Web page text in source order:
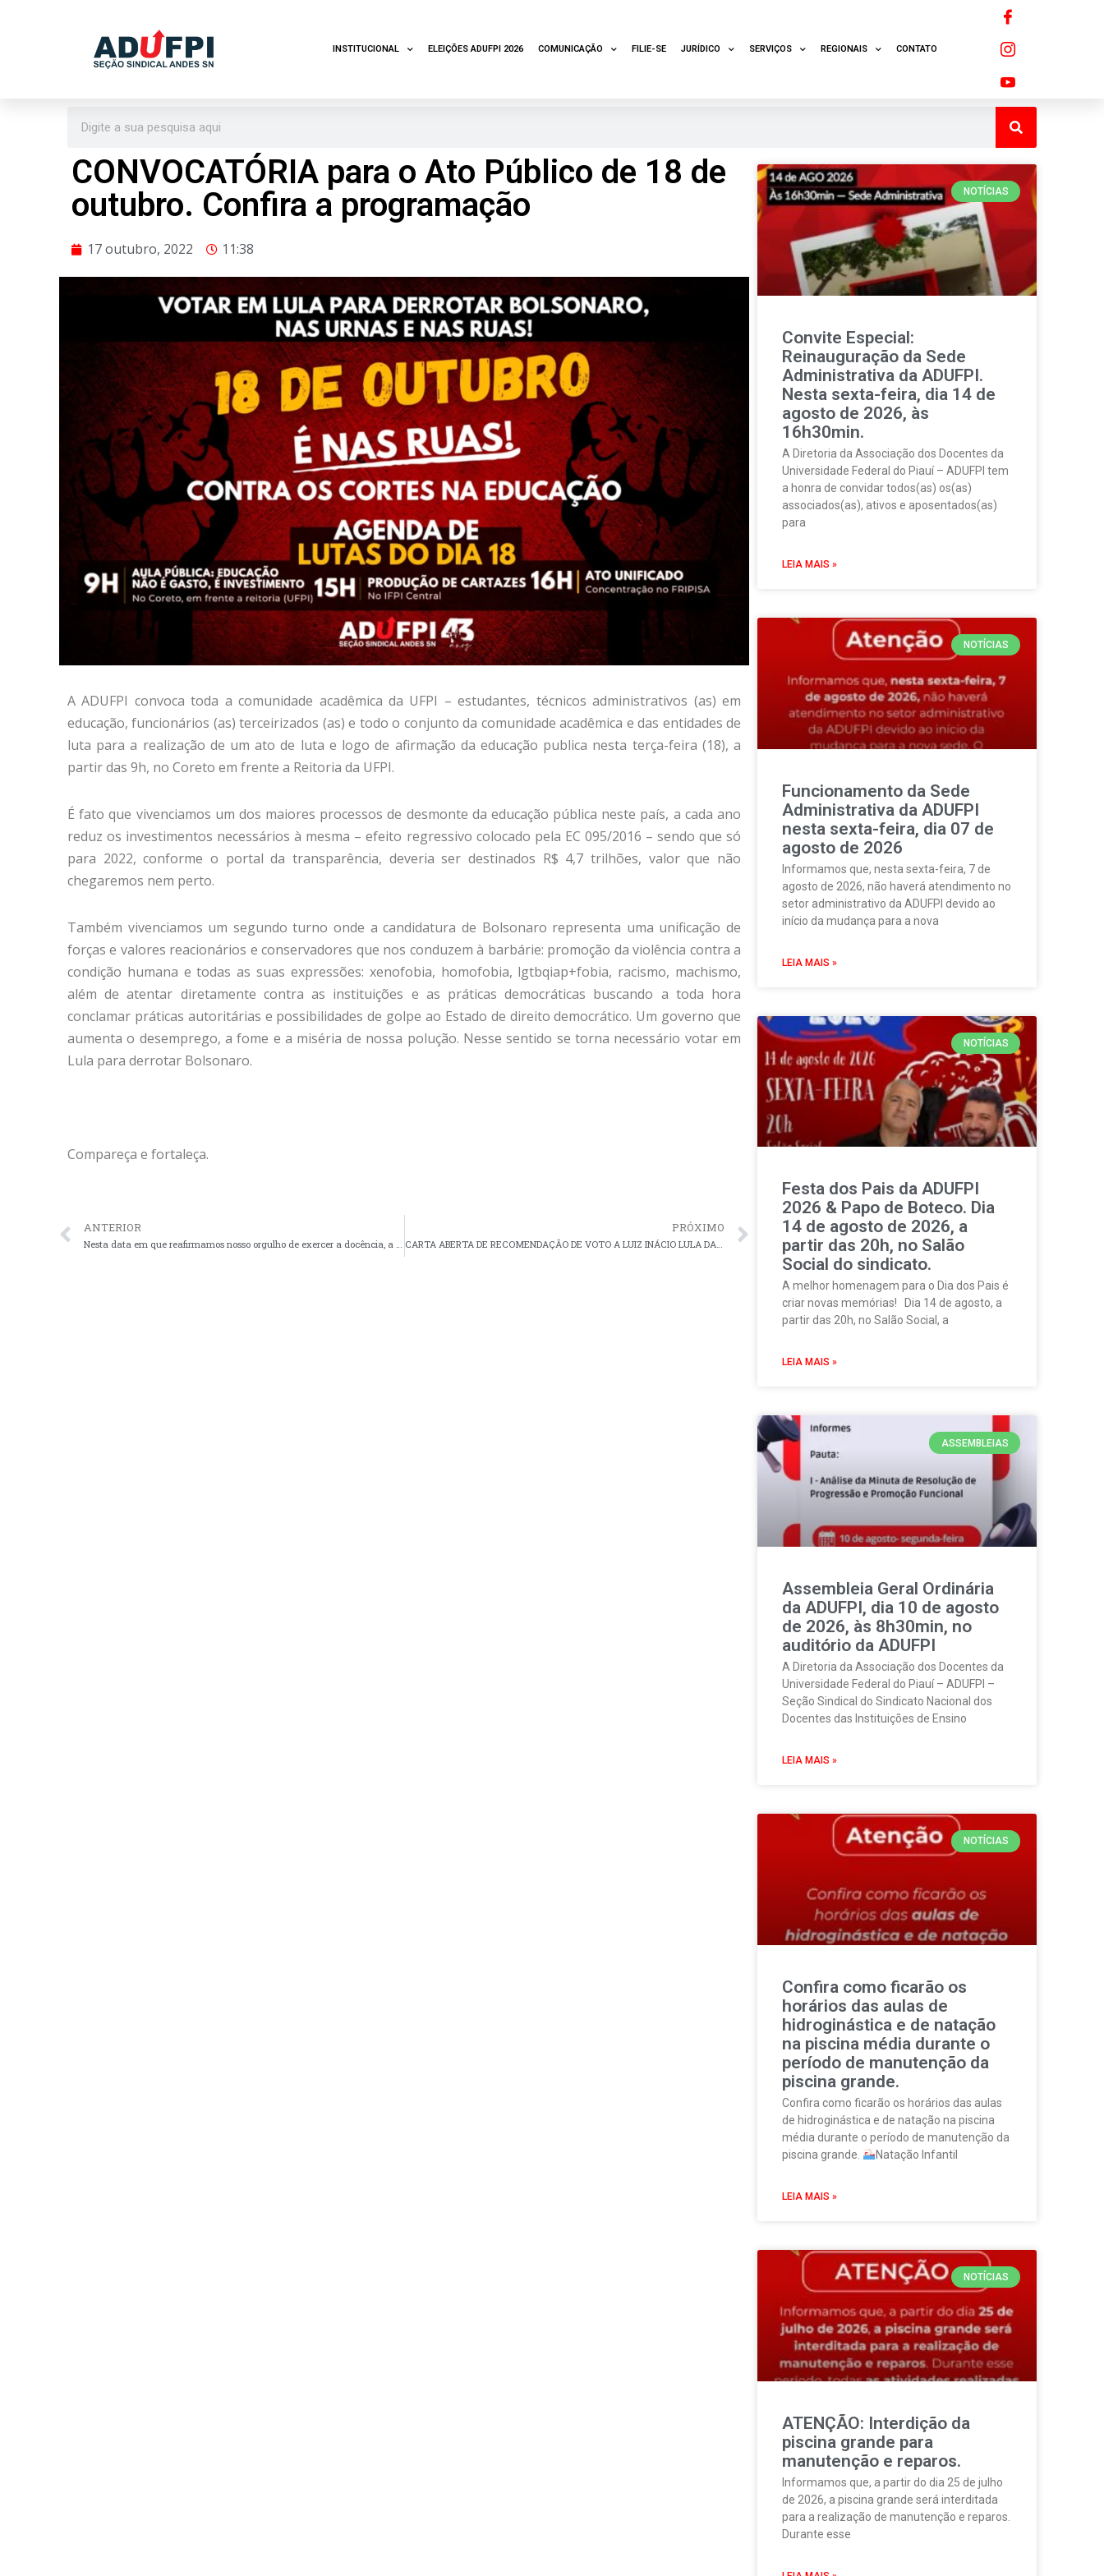
INSTITUCIONAL ELEIÇÕES ADUFPI 2026 COMUNICAÇÃO FILIE-SE JURÍDICO SERVIÇOS REGIONAIS CONTATO
CONVOCATÓRIA para o Ato Público de 18 de
outubro. Confira a programação
17 outubro, 2022 11:38
A ADUFPI convoca toda a comunidade acadêmica da UFPI – estudantes, técnicos administrativos (as) em
educação, funcionários (as) terceirizados (as) e todo o conjunto da comunidade acadêmica e das entidades de
luta para a realização de um ato de luta e logo de afirmação da educação publica nesta terça-feira (18), a
partir das 9h, no Coreto em frente a Reitoria da UFPI.
É fato que vivenciamos um dos maiores processos de desmonte da educação pública neste país, a cada ano
reduz os investimentos necessários à mesma – efeito regressivo colocado pela EC 095/2016 – sendo que só
para 2022, conforme o portal da transparência, deveria ser destinados R$ 4,7 trilhões, valor que não
chegaremos nem perto.
Também vivenciamos um segundo turno onde a candidatura de Bolsonaro representa uma unificação de
forças e valores reacionários e conservadores que nos conduzem à barbárie: promoção da violência contra a
condição humana e todas as suas expressões: xenofobia, homofobia, lgtbqiap+fobia, racismo, machismo,
além de atentar diretamente contra as instituições e as práticas democráticas buscando a toda hora
conclamar práticas autoritárias e possibilidades de golpe ao Estado de direito democrático. Um governo que
aumenta o desemprego, a fome e a miséria de nossa polução. Nesse sentido se torna necessário votar em
Lula para derrotar Bolsonaro.
Compareça e fortaleça.
ANTERIOR
Nesta data em que reafirmamos nosso orgulho de exercer a docência, a ADUFPI cumprimenta seus (as) sindicalizados (as) e demais colegas professores.
PRÓXIMO
CARTA ABERTA DE RECOMENDAÇÃO DE VOTO A LUIZ INÁCIO LULA DA SILVA PARA PRESIDENTE DO BRASIL
NOTÍCIAS
Convite Especial:
Reinauguração da Sede
Administrativa da ADUFPI.
Nesta sexta-feira, dia 14 de
agosto de 2026, às
16h30min.
A Diretoria da Associação dos Docentes da
Universidade Federal do Piauí – ADUFPI tem
a honra de convidar todos(as) os(as)
associados(as), ativos e aposentados(as)
para
LEIA MAIS »
NOTÍCIAS
Funcionamento da Sede
Administrativa da ADUFPI
nesta sexta-feira, dia 07 de
agosto de 2026
Informamos que, nesta sexta-feira, 7 de
agosto de 2026, não haverá atendimento no
setor administrativo da ADUFPI devido ao
início da mudança para a nova
LEIA MAIS »
NOTÍCIAS
Festa dos Pais da ADUFPI
2026 & Papo de Boteco. Dia
14 de agosto de 2026, a
partir das 20h, no Salão
Social do sindicato.
A melhor homenagem para o Dia dos Pais é
criar novas memórias! Dia 14 de agosto, a
partir das 20h, no Salão Social, a
LEIA MAIS »
ASSEMBLEIAS
Assembleia Geral Ordinária
da ADUFPI, dia 10 de agosto
de 2026, às 8h30min, no
auditório da ADUFPI
A Diretoria da Associação dos Docentes da
Universidade Federal do Piauí – ADUFPI –
Seção Sindical do Sindicato Nacional dos
Docentes das Instituições de Ensino
LEIA MAIS »
NOTÍCIAS
Confira como ficarão os
horários das aulas de
hidroginástica e de natação
na piscina média durante o
período de manutenção da
piscina grande.
Confira como ficarão os horários das aulas
de hidroginástica e de natação na piscina
média durante o período de manutenção da
piscina grande.
Natação Infantil
LEIA MAIS »
NOTÍCIAS
ATENÇÃO: Interdição da
piscina grande para
manutenção e reparos.
Informamos que, a partir do dia 25 de julho
de 2026, a piscina grande será interditada
para a realização de manutenção e reparos.
Durante esse